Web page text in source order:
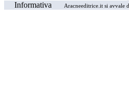
Informativa
Aracneeditrice.it si avvale